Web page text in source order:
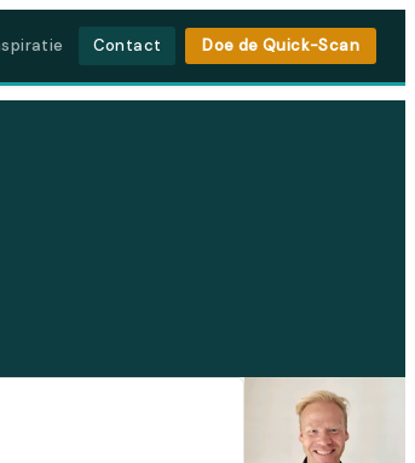
Contact Doe de Quick-Scan